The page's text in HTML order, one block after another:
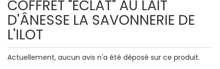
COFFRET "ÉCLAT" AU LAIT
D'ÂNESSE LA SAVONNERIE DE
L'ILOT
Actuellement, aucun avis n'a été déposé sur ce produit.